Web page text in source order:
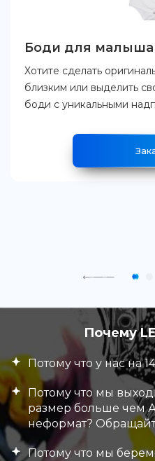
Боди для малыша
Хотите сделать
близким или выделить
боди с уникальными
Почему
Потому что у нас на
Потому что мы
размер больше чем
неформат?
Потому что мы